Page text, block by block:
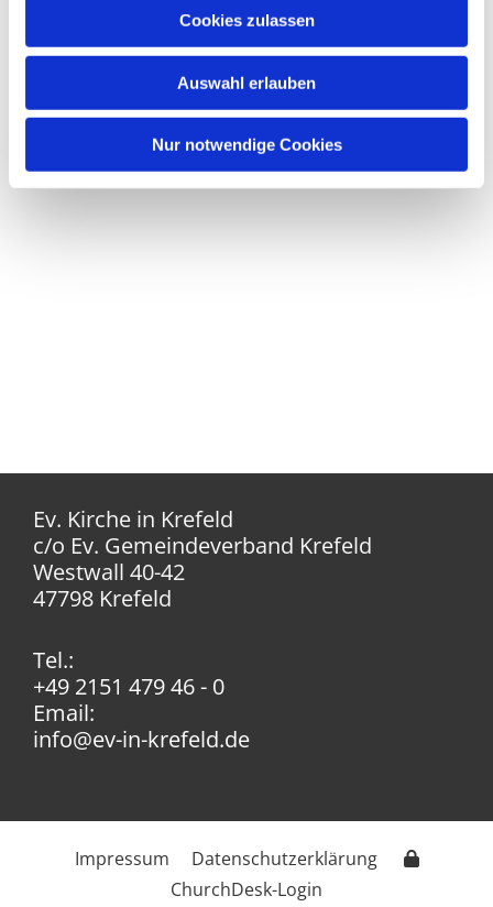
Cookies zulassen
Auswahl erlauben
Nur notwendige Cookies
Ev. Kirche in Krefeld
c/o Ev. Gemeindeverband Krefeld
Westwall 40-42
47798 Krefeld
Tel.:
+49 2151 479 46 - 0
Email:
info@ev-in-krefeld.de
Impressum
Datenschutzerklärung
ChurchDesk-Login